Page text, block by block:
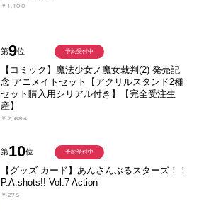
￥1,100
第9位
【コミック】魔法少女ノ魔女裁判(2) 発売記
念 アニメイトセット【アクリルスタンド2種
セット購入用シリアル付き】【完全受注生
産】
￥2,684
予約受付中
第10位
【グッズ-カード】あんさんぶるスターズ！！
P.A.shots!! Vol.7 Action
￥275
予約受付中